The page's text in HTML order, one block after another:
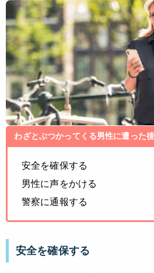
わざとぶつかってくる男性に遭った
安全を確保する
男性に声をかける
警察に通報する
安全を確保する